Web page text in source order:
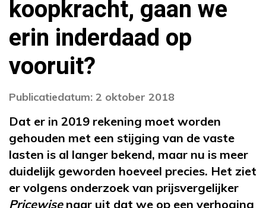
koopkracht, gaan we
erin inderdaad op
vooruit?
Publicatiedatum: 2 oktober 2018
Dat er in 2019 rekening moet worden
gehouden met een stijging van de vaste
lasten is al langer bekend, maar nu is meer
duidelijk geworden hoeveel precies. Het ziet
er volgens onderzoek van prijsvergelijker
Pricewisenaar uit dat we op een verhoging